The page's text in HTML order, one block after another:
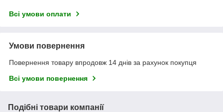
Всі умови оплати
Умови повернення
Повернення товару впродовж 14 днів за рахунок покупця
Всі умови повернення
Подібні товари компанії